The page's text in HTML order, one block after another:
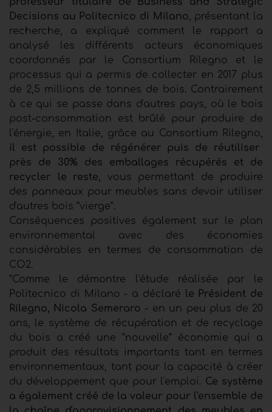
Decisions au Politecnico di Milano , présentant la
recherche, a expliqué comment le rapport a
analysé les différents acteurs économiques
coordonnés par le Consortium Rilegno et le
processus qui a permis de collecter en 2017 plus
de 2,5 millions de tonnes de bois. Contrairement
à ce qui se passe dans d'autres pays, où le bois
post-consommation est brûlé pour produire de
l'énergie, en Italie, grâce au Consortium Rilegno,
il est possible de régénérer puis de réutiliser
près de 30% des emballages récupérés et de
recycler le reste,
vous permettant de produire
des panneaux pour meubles sans devoir utiliser
d'autres bois “vierge“.
Conséquences positives également sur le plan
environnemental avec des économies
considérables en termes de consommation de
CO2.
“Comme le démontre l'étude réalisée par le
Politecnico di Milano - a déclaré
le Président de
Rilegno, Nicola Semeraro - en un peu plus de 20
ans, le système de récupération et de recyclage
du bois a créé une “nouvelle“ économie qui a
produit des résultats importants tant en termes
environnementaux, tant pour la capacité à créer
du développement que pour l'emploi. Ce système
a également créé de la valeur pour l'ensemble de